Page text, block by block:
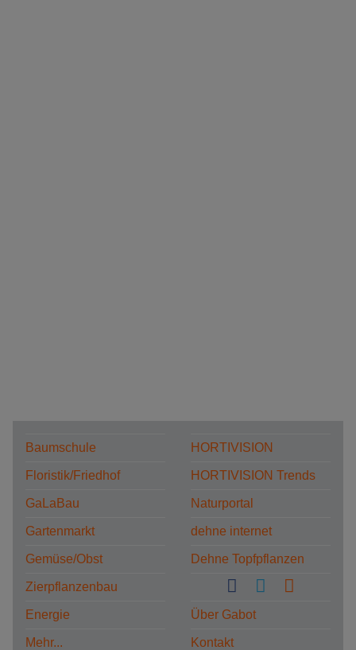
Baumschule
Floristik/Friedhof
GaLaBau
Gartenmarkt
Gemüse/Obst
Zierpflanzenbau
Energie
Mehr...
HORTIVISION
HORTIVISION Trends
Naturportal
dehne internet
Dehne Topfpflanzen
Über Gabot
Kontakt